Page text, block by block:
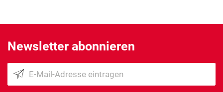
Newsletter abonnieren